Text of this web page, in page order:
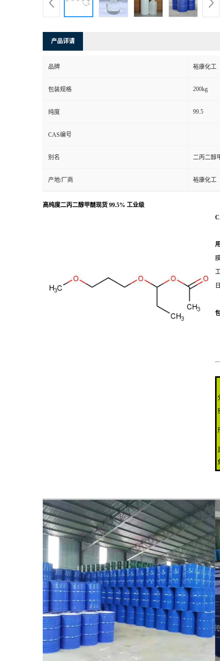
产品详请
品牌 裕康化工
包装规格 200kg
纯度 99.5
CAS编号
别名 二丙二醇
产地/厂商 裕康化工
高纯度二丙二醇甲醚现货 99.5% 工业级